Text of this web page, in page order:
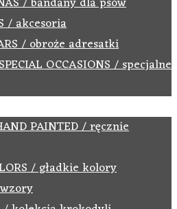
/ akcesoria
/ obroże adresatki
OCCASIONS / specjalne
PAINTED / ręcznie
/ gładkie kolory